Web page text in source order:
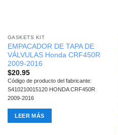
GASKETS KIT
EMPACADOR DE TAPA DE
VÁLVULAS Honda CRF450R
2009-2016
$20.95
Código de producto del fabricante:
S410210015120 HONDA CRF450R
2009-2016
LEER MÁS